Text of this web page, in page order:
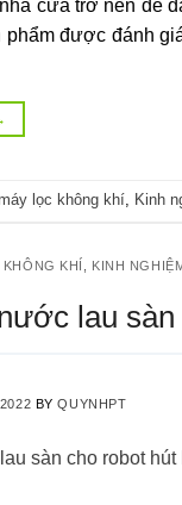
cửa trở nên dễ
phẩm được đánh
lọc không khí Kinh
KHÍ KINH
lau
BYQUYNHPT